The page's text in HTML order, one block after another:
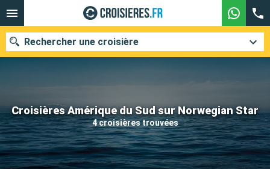
Croisières Amérique du Sud sur Norwegian Star
4 croisières trouvées
Rechercher une croisière
Nos destinations
Mois de départ
Ports Compagnies